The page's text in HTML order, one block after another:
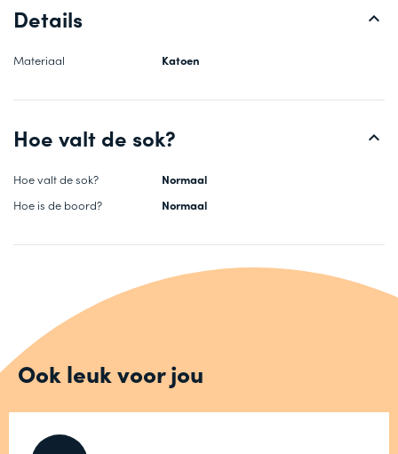
Details
Materiaal Katoen
Hoe valt de sok?
Hoe valt de sok?
Normaal
Hoe is de boord?
Normaal
Ook leuk voor jou